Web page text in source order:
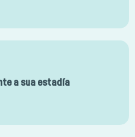
a sua estadía